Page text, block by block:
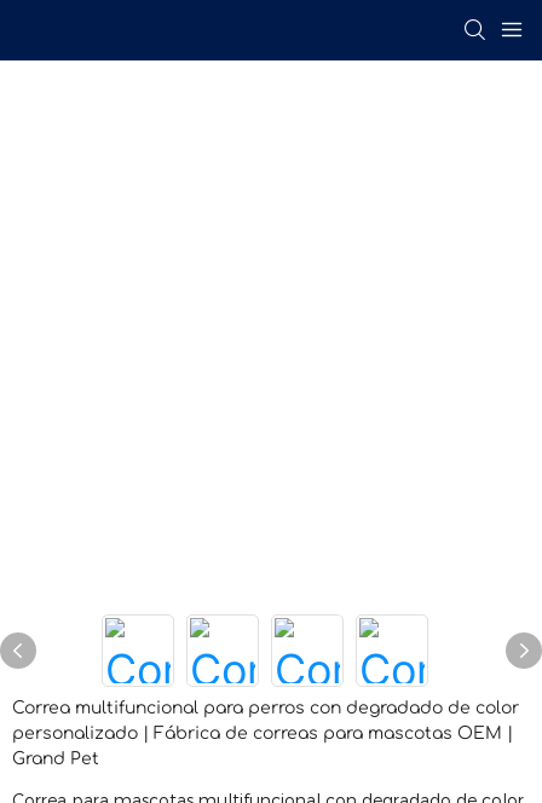
Correa multifuncional para perros con degradado de color
personalizado | Fábrica de correas para mascotas OEM |
Grand Pet